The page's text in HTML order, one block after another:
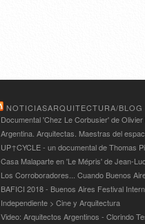
NOTICIASARQUITECTURA/BLOG
Documental 'Chez Le Corbusier' de Olivier
Argentina. Arquitectas. Maestras del
UP↑CYCLE - un documental de Thomas
Casa Malaparte en 'Le Mépris' de Jean-
Los Corroboradores... Cuando Buenos
BAFICI 2018 - Buenos Aires Festival
Independiente > Cine y Arquitectura
Video: Arquitectos Argentinos - Clorindo